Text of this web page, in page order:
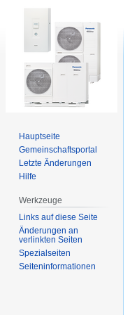
Hauptseite
Gemeinschafts­portal
Letzte Änderungen
Hilfe
Werkzeuge
Links auf diese Seite
Änderungen an
verlinkten Seiten
Spezialseiten
Seiten­informationen